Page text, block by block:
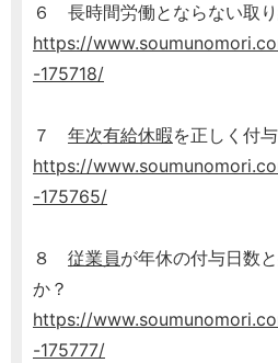
６ 長時間労働とならない取
https://
-175718/
７ 年次有給休暇を正しく付
https://
-175765/
８ 従業員が年休の付与日数
か？
https://
-175777/